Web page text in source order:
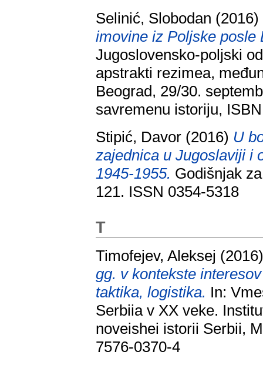
Selinić, Slobodan (2016)
imovine iz Poljske posle
Jugoslovensko-poljski
apstrakti rezimea,
Beograd, 29/30.
savremenu istoriju,
Stipić, Davor (2016) U
zajednica u Jugoslaviji i
1945-1955. Godišnjak
121. ISSN 0354-5318
T
Timofejev, Aleksej
gg. v kontekste
taktika, logistika. In:
Serbiia v XX veke.
noveishei istorii Serbii,
7576-0370-4